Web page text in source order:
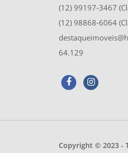
(12) 99197-3467
(12) 98868-6064
64.129
Copyright © 2023 -